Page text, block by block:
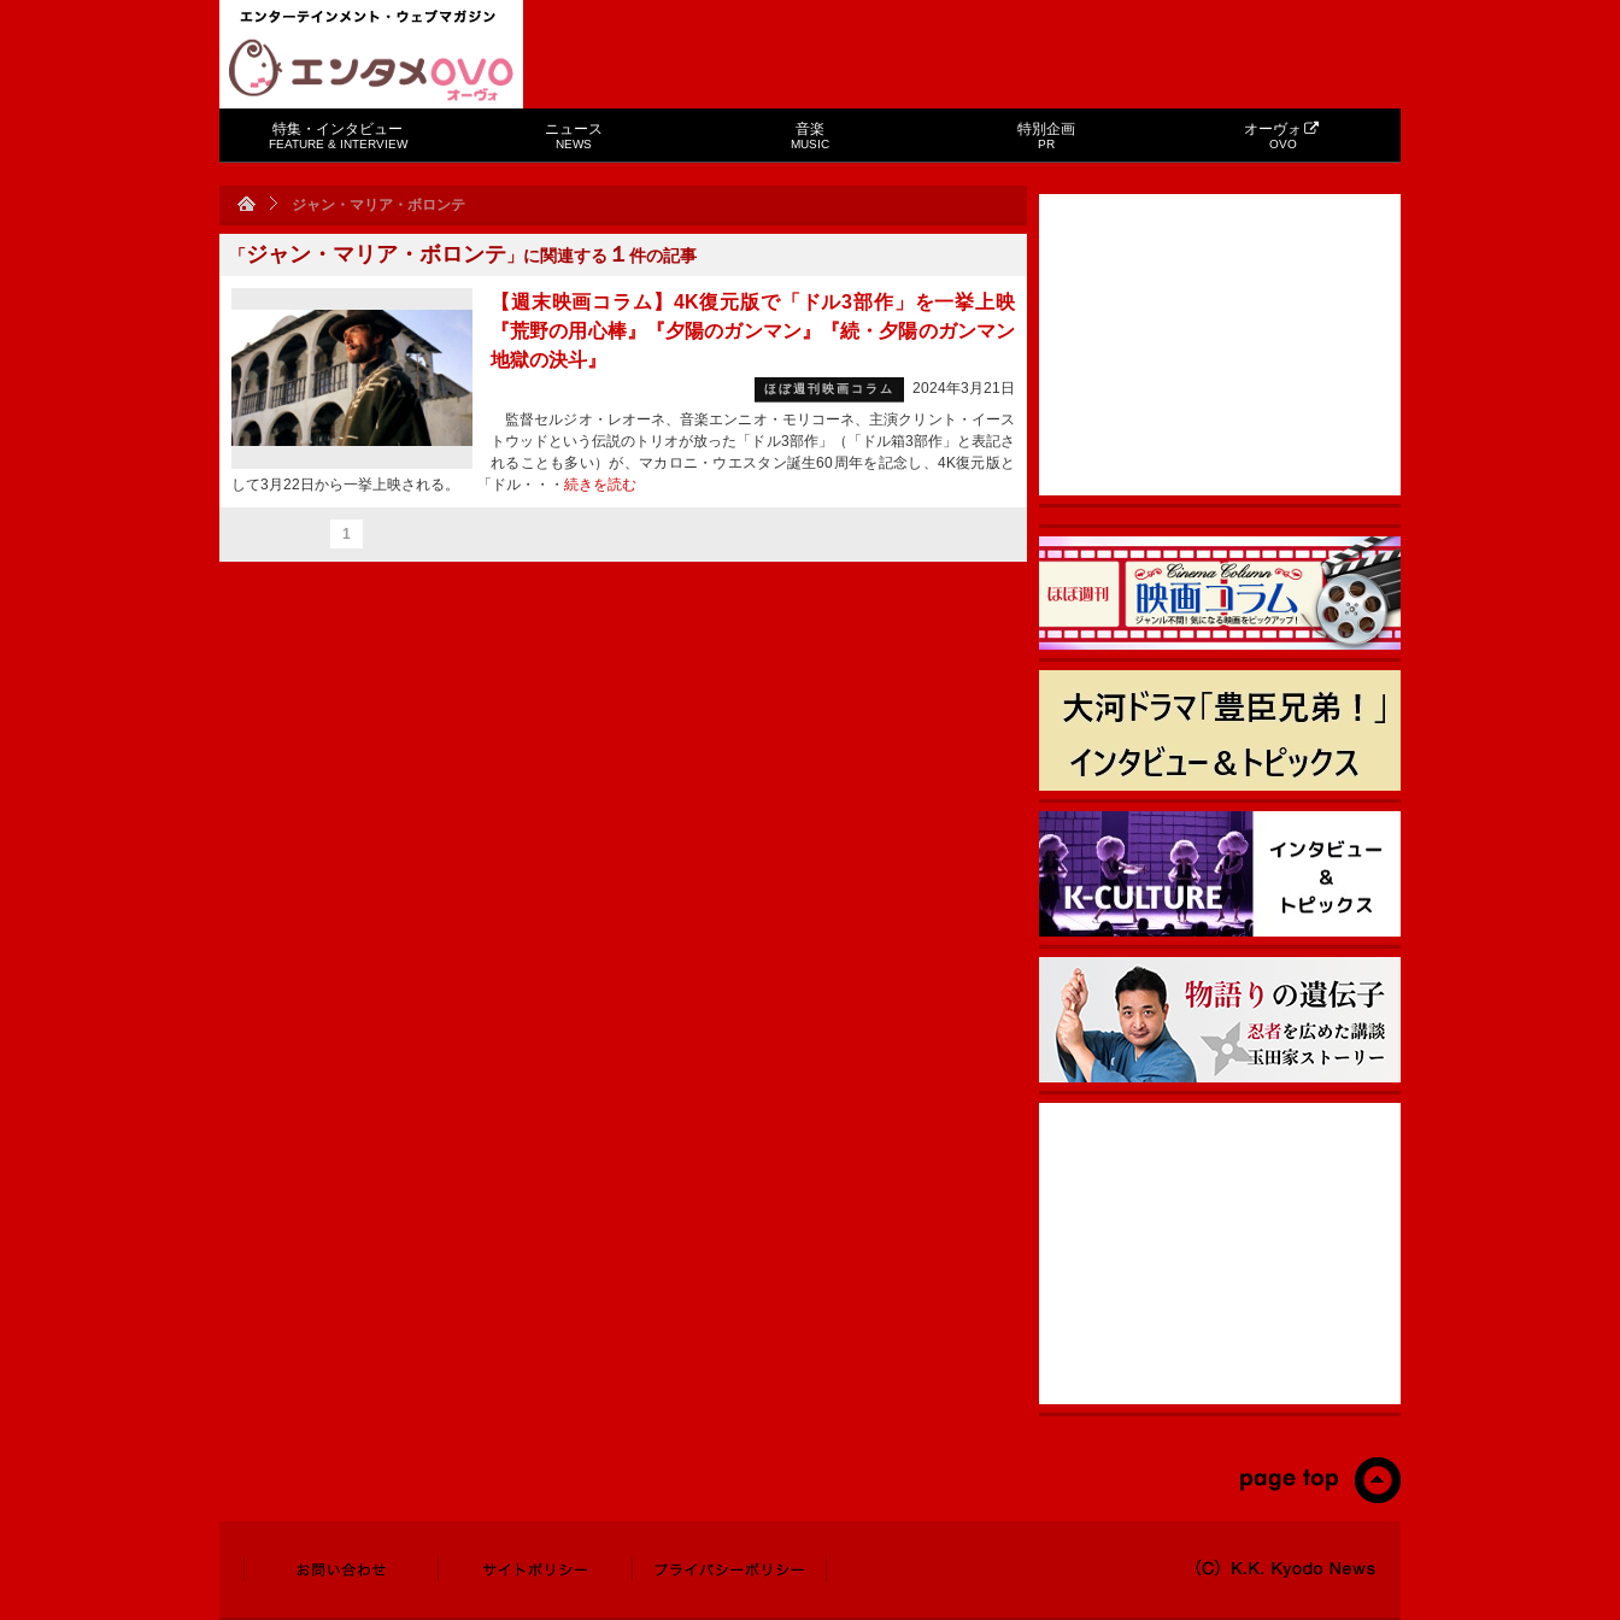
特集・インタビュー
FEATURE & INTERVIEW
ニュース
NEWS
音楽
MUSIC
特別企画
PR
オーヴォ
OVO
ジャン・マリア・ボロンテ
「ジャン・マリア・ボロンテ 」に関連する １ 件の記事
【週末映画コラム】4K復元版で「ドル3部作」を一挙上映
『荒野の用心棒』『夕陽のガンマン』『続・夕陽のガンマン
地獄の決斗』
ほぼ週刊映画コラム
2024年3月21日
監督セルジオ・レオーネ、音楽エンニオ・モリコーネ、主演クリント・イース
トウッドという伝説のトリオが放った「ドル3部作」（「ドル箱3部作」と表記さ
れることも多い）が、マカロニ・ウエスタン誕生60周年を記念し、4K復元版と
して3月22日から一挙上映される。 「ドル・・・ 続きを読む
1